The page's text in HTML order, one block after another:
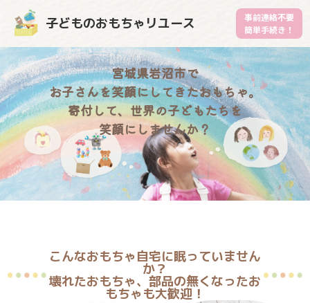
子どものおもちゃリユース
事前連絡不要
簡単手続き！
宮城県岩沼市で
お子さんを笑顔にしてきたおもちゃ。
寄付して、世界の子どもたちを
笑顔にしませんか？
こんなおもちゃ自宅に眠っていません
か？
壊れたおもちゃ、部品の無くなったお
もちゃも大歓迎！